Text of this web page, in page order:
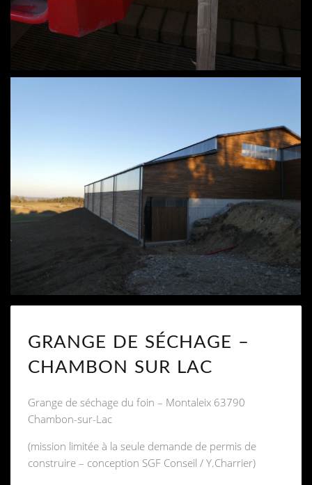
GRANGE DE SÉCHAGE –
CHAMBON SUR LAC
Grange de séchage du foin – Montaleix 63790
Chambon-sur-Lac
(mission limitée à la seule demande de permis de
construire – conception SGF Conseil / Y.Charrier)